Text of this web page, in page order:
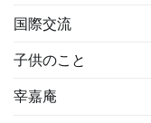
国際交流
子供のこと
宰嘉庵